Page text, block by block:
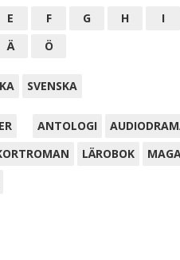
E F G H I
Ä Ö
SVENSKA
ANTOLOGI
LÄROBOK